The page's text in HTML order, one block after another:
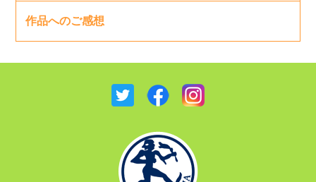
作品へのご感想